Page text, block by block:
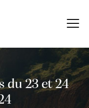
du 23 et 24